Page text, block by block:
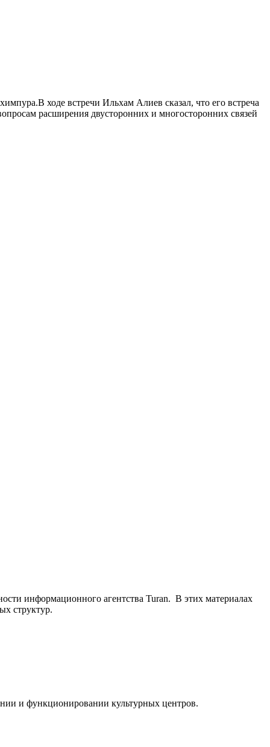
ходе встречи Ильхам Алиев сказал, что его встреча
расширения двусторонних и многосторонних связей
информационного агентства Turan. В этих материалах
структур.
и функционировании культурных центров.